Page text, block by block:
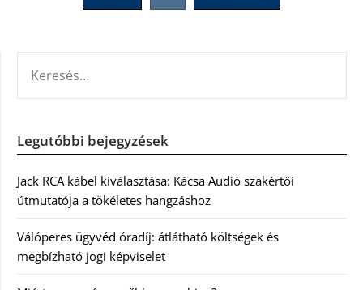
Legutóbbi bejegyzések
Jack RCA kábel kiválasztása: Kácsa Audió szakértői
útmutatója a tökéletes hangzáshoz
Válóperes ügyvéd óradíj: átlátható költségek és
megbízható jogi képviselet